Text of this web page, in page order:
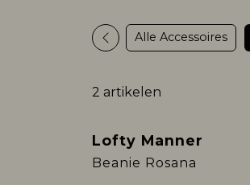
Alle Accessoires
2 artikelen
Lofty Manner
Beanie Rosana